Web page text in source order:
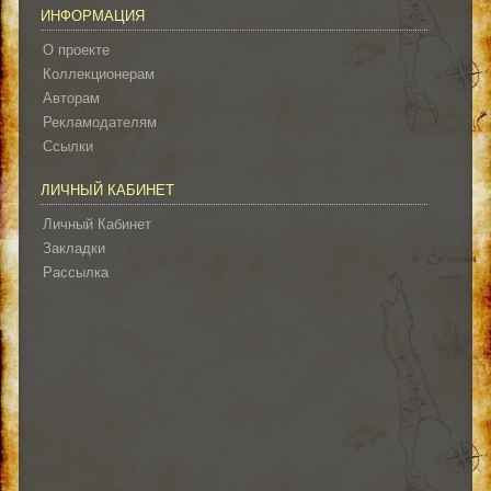
ИНФОРМАЦИЯ
О проекте
Коллекционерам
Авторам
Рекламодателям
Ссылки
ЛИЧНЫЙ КАБИНЕТ
Личный Кабинет
Закладки
Рассылка